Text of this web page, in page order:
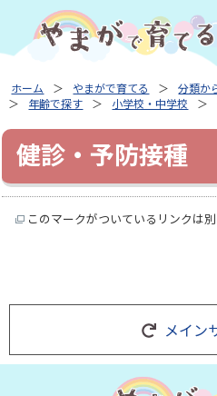
ホーム やまがで育てる
分類か
年齢で探す
小学校・中学校
健診・予防接種
このマークがついているリンクは
メイン